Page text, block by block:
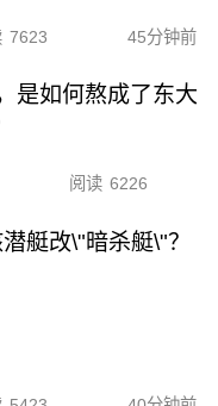
7623 45分钟前
是如何熬成了东大
阅读 6226
艇改\"暗杀艇\"？